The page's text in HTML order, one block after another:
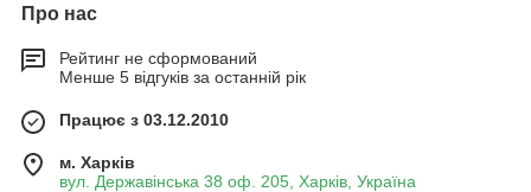
Про нас
Рейтинг не сформований
Менше 5 відгуків за останній рік
Працює з 03.12.2010
м. Харків
вул. Державінська 38 оф. 205, Харків, Україна